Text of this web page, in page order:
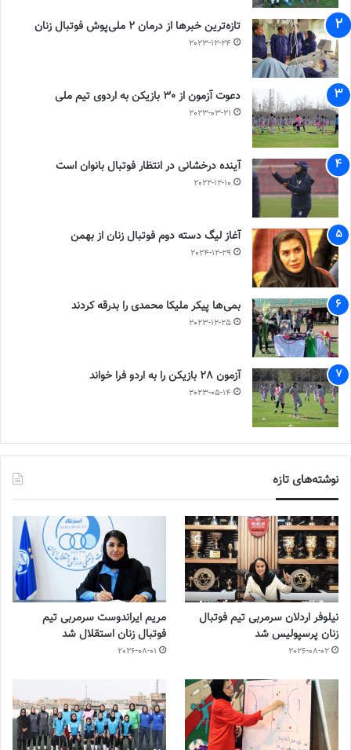
تازه‌ترین خبرها از درمان ۲ ملی‌پوش فوتبال زنان
2023-12-24
دعوت آزمون از 30 بازیکن به اردوی تیم ملی
2023-03-21
آینده درخشانی در انتظار فوتبال بانوان است
2022-12-10
آغاز لیگ دسته دوم فوتبال زنان از بهمن
2024-12-29
بمی‌ها پیکر ملیکا محمدی را بدرقه کردند
2023-12-25
آزمون 28 بازیکن را به اردو فرا خواند
2023-05-14
نوشته‌های تازه
نیلوفر اردلان سرمربی تیم فوتبال
زنان پرسپولیس شد
2026-08-02
مریم ایراندوست سرمربی تیم
فوتبال زنان استقلال شد
2026-08-01